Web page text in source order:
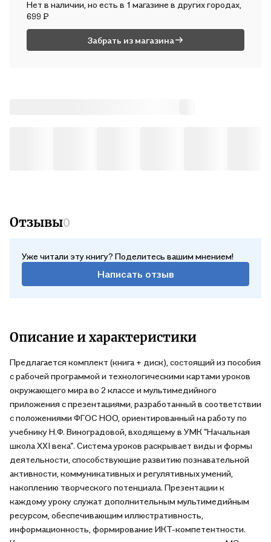
В чт, 13 августа — от 513 ₽
Нет в наличии, но есть в 1 магазине в других городах,
699 ₽
Забрать из магазина
Отзывы0
Уже читали эту книгу? Поделитесь вашим мнением!
Написать отзыв
Описание и характеристики
Предлагается комплект (книга + диск), состоящий из пособия
с рабочей программой и технологическими картами уроков
окружающего мира во 2 классе и мультимедийного
приложения с презентациями, разработанный в соответствии
с положениями ФГОС НОО, ориентированный на работу по
учебнику Н.Ф. Виноградовой, входящему в УМК "Начальная
школа XXI века". Система уроков раскрывает виды и формы
деятельности, способствующие развитию познавательной
активности, коммуникативных и регулятивных умений,
накоплению творческого потенциала. Презентации к
каждому уроку служат дополнительным мультимедийным
ресурсом, обеспечивающим иллюстративность,
информационность, формирование ИКТ-компетентности.